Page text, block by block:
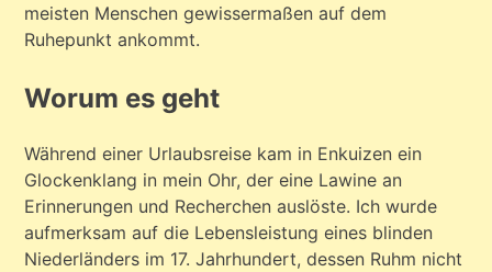
meisten Menschen gewissermaßen auf dem
Ruhepunkt ankommt.
Worum es geht
Während einer Urlaubsreise kam in Enkuizen ein
Glockenklang in mein Ohr, der eine Lawine an
Erinnerungen und Recherchen auslöste. Ich wurde
aufmerksam auf die Lebensleistung eines blinden
Niederländers im 17. Jahrhundert, dessen Ruhm nicht